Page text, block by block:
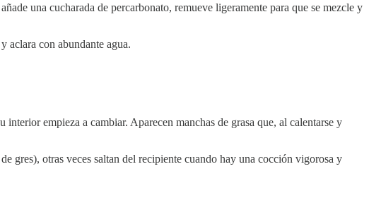
una cucharada de percarbonato, remueve ligeramente para que se mezcle y
aclara con abundante agua.
empieza a cambiar. Aparecen manchas de grasa que, al calentarse y
gres), otras veces saltan del recipiente cuando hay una cocción vigorosa y